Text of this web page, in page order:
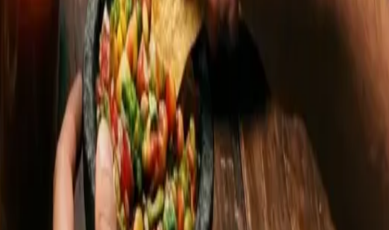
que empiezan con un "¿alguien más extraña los tacos de
emergencias, votaciones y para que existamos en las estadísticas—
esperes a estar nostálgico para buscar comunidad. Búscala antes.
chiles, el grupo donde pregunta sus dudas, la fiesta que no se